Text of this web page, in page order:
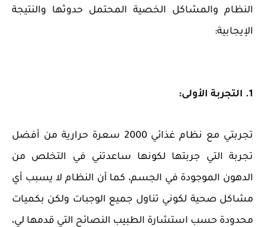
النظام والمشاكل الخصية المحتمل حدوثها والنتيجة
الإيجابية:
1. التجربة الأولى:
تجربتي مع نظام غذائي 2000 سعرة حرارية من أفضل
تجربة التي جربتها لكونها ساعدتني في التخلص من
الدهون الموجودة في الجسم، كما أن النظام لا يسبب أي
مشاكل صحية لكوني تناول جميع الوجبات ولكن بكميات
محدودة حسب استشارة الطبيب النصائح التي قدمها لي،